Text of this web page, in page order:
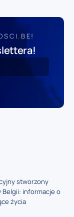
stworzony
Belgii: informacje o
życia